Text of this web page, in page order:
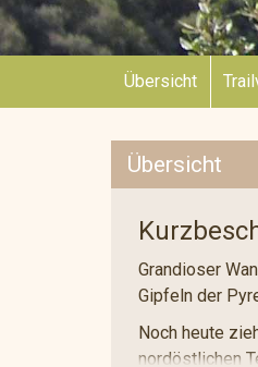
Übersicht
Übersicht
Grandioser
Gipfeln der
Noch heute
nordöstlichen